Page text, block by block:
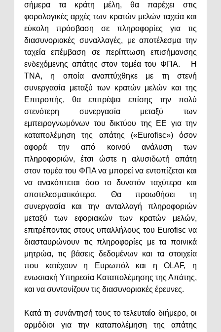
σήμερα τα κράτη μέλη, θα παρέχει στις
φορολογικές αρχές των κρατών μελών ταχεία και
εύκολη πρόσβαση σε πληροφορίες για τις
διασυνοριακές συναλλαγές, με αποτέλεσμα την
ταχεία επέμβαση σε περίπτωση επισήμανσης
ενδεχόμενης απάτης στον τομέα του ΦΠΑ. Η
TNA, η οποία αναπτύχθηκε με τη στενή
συνεργασία μεταξύ των κρατών μελών και της
Επιτροπής, θα επιτρέψει επίσης την πολύ
στενότερη συνεργασία μεταξύ των
εμπειρογνωμόνων του δικτύου της ΕΕ για την
καταπολέμηση της απάτης («Eurofisc») όσον
αφορά την από κοινού ανάλυση των
πληροφοριών, έτσι ώστε η αλυσιδωτή απάτη
στον τομέα του ΦΠΑ να μπορεί να εντοπίζεται και
να ανακόπτεται όσο το δυνατόν ταχύτερα και
αποτελεσματικότερα. Θα προωθήσει τη
συνεργασία και την ανταλλαγή πληροφοριών
μεταξύ των εφοριακών των κρατών μελών,
επιτρέποντας στους υπαλλήλους του Eurofisc να
διασταυρώνουν τις πληροφορίες με τα ποινικά
μητρώα, τις βάσεις δεδομένων και τα στοιχεία
που κατέχουν η Ευρωπόλ και η OLAF, η
ενωσιακή Υπηρεσία Καταπολέμησης της Απάτης,
και να συντονίζουν τις διασυνοριακές έρευνες.
Κατά τη συνάντησή τους το τελευταίο διήμερο, οι
αρμόδιοι για την καταπολέμηση της απάτης